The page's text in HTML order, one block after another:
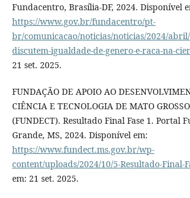
Fundacentro, Brasília-DF, 2024. Disponível
https://www.gov.br/fundacentro/pt-
br/comunicacao/noticias/noticias/2024/
discutem-igualdade-de-genero-e-raca-na-
21 set. 2025.
FUNDAÇÃO DE APOIO AO
CIÊNCIA E TECNOLOGIA DE MATO
(FUNDECT). Resultado Final Fase 1. Portal
Grande, MS, 2024. Disponível em:
https://www.fundect.ms.gov.br/wp-
content/uploads/2024/10/5-Resultado-Final-
em: 21 set. 2025.